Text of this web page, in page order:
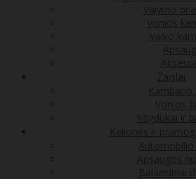
Valymo
Vonios
Vaiko
Žaislai
Kambario
Vonios
Migdukai ir
Kelionės ir
Automobilio
Apsaugos
Balansiniai